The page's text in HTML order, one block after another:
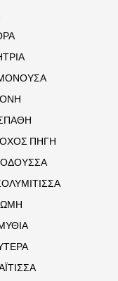
ΠΗΓΗ